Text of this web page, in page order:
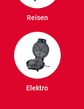
Reisen
Elektro